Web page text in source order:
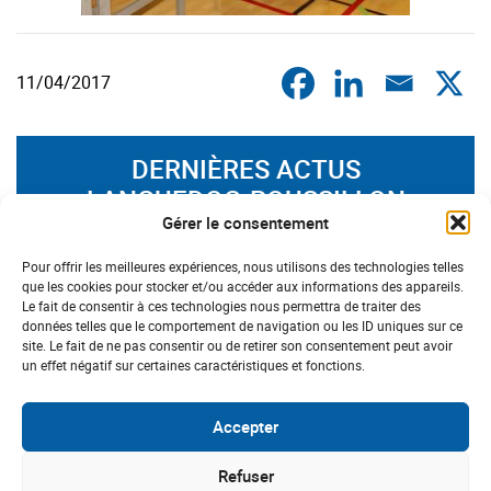
Gérer le consentement
Pour offrir les meilleures expériences, nous utilisons des technologies telles
que les cookies pour stocker et/ou accéder aux informations des appareils.
Le fait de consentir à ces technologies nous permettra de traiter des
données telles que le comportement de navigation ou les ID uniques sur ce
site. Le fait de ne pas consentir ou de retirer son consentement peut avoir
un effet négatif sur certaines caractéristiques et fonctions.
Accepter
Refuser
11/04/2017
DERNIÈRES ACTUS
LANGUEDOC-ROUSSILLON
#Inclusive